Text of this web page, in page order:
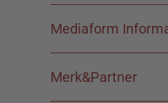
Mediaform
Merk&Partner